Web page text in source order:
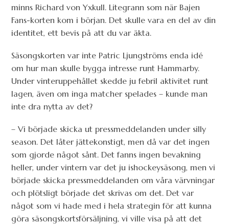
minns Richard von Yxkull. Litegrann som när Bajen
Fans-korten kom i början. Det skulle vara en del av din
identitet, ett bevis på att du var äkta.
Säsongskorten var inte Patric Ljungströms enda idé
om hur man skulle bygga intresse runt Hammarby.
Under vinteruppehållet skedde ju febril aktivitet runt
lagen, även om inga matcher spelades – kunde man
inte dra nytta av det?
– Vi började skicka ut pressmeddelanden under silly
season. Det låter jättekonstigt, men då var det ingen
som gjorde något sånt. Det fanns ingen bevakning
heller, under vintern var det ju ishockeysäsong, men vi
började skicka pressmeddelanden om våra värvningar
och plötsligt började det skrivas om det. Det var
något som vi hade med i hela strategin för att kunna
göra säsongskortsförsäljning, vi ville visa på att det